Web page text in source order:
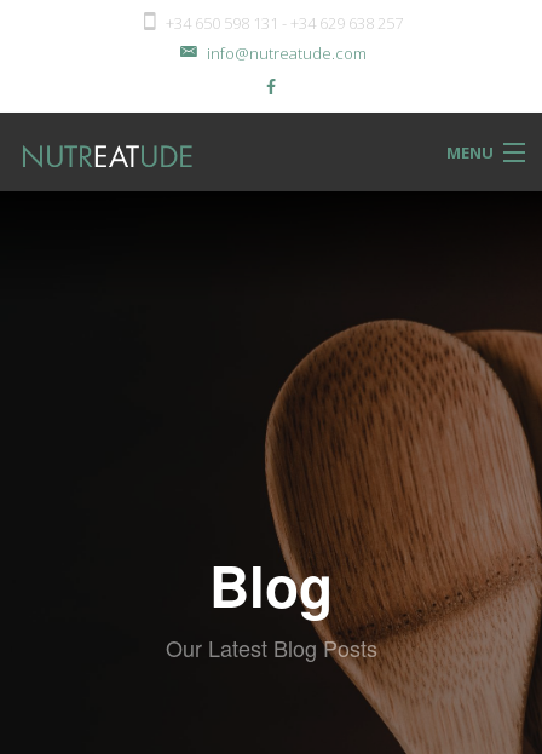
+34 650 598 131 - +34 629 638 257
info@nutreatude.com
MENU
Back
RECIPeatS
RECETAS
ESCRITAS
VIDEO
RECETAS
KIDS
Blog
Our Latest Blog Posts